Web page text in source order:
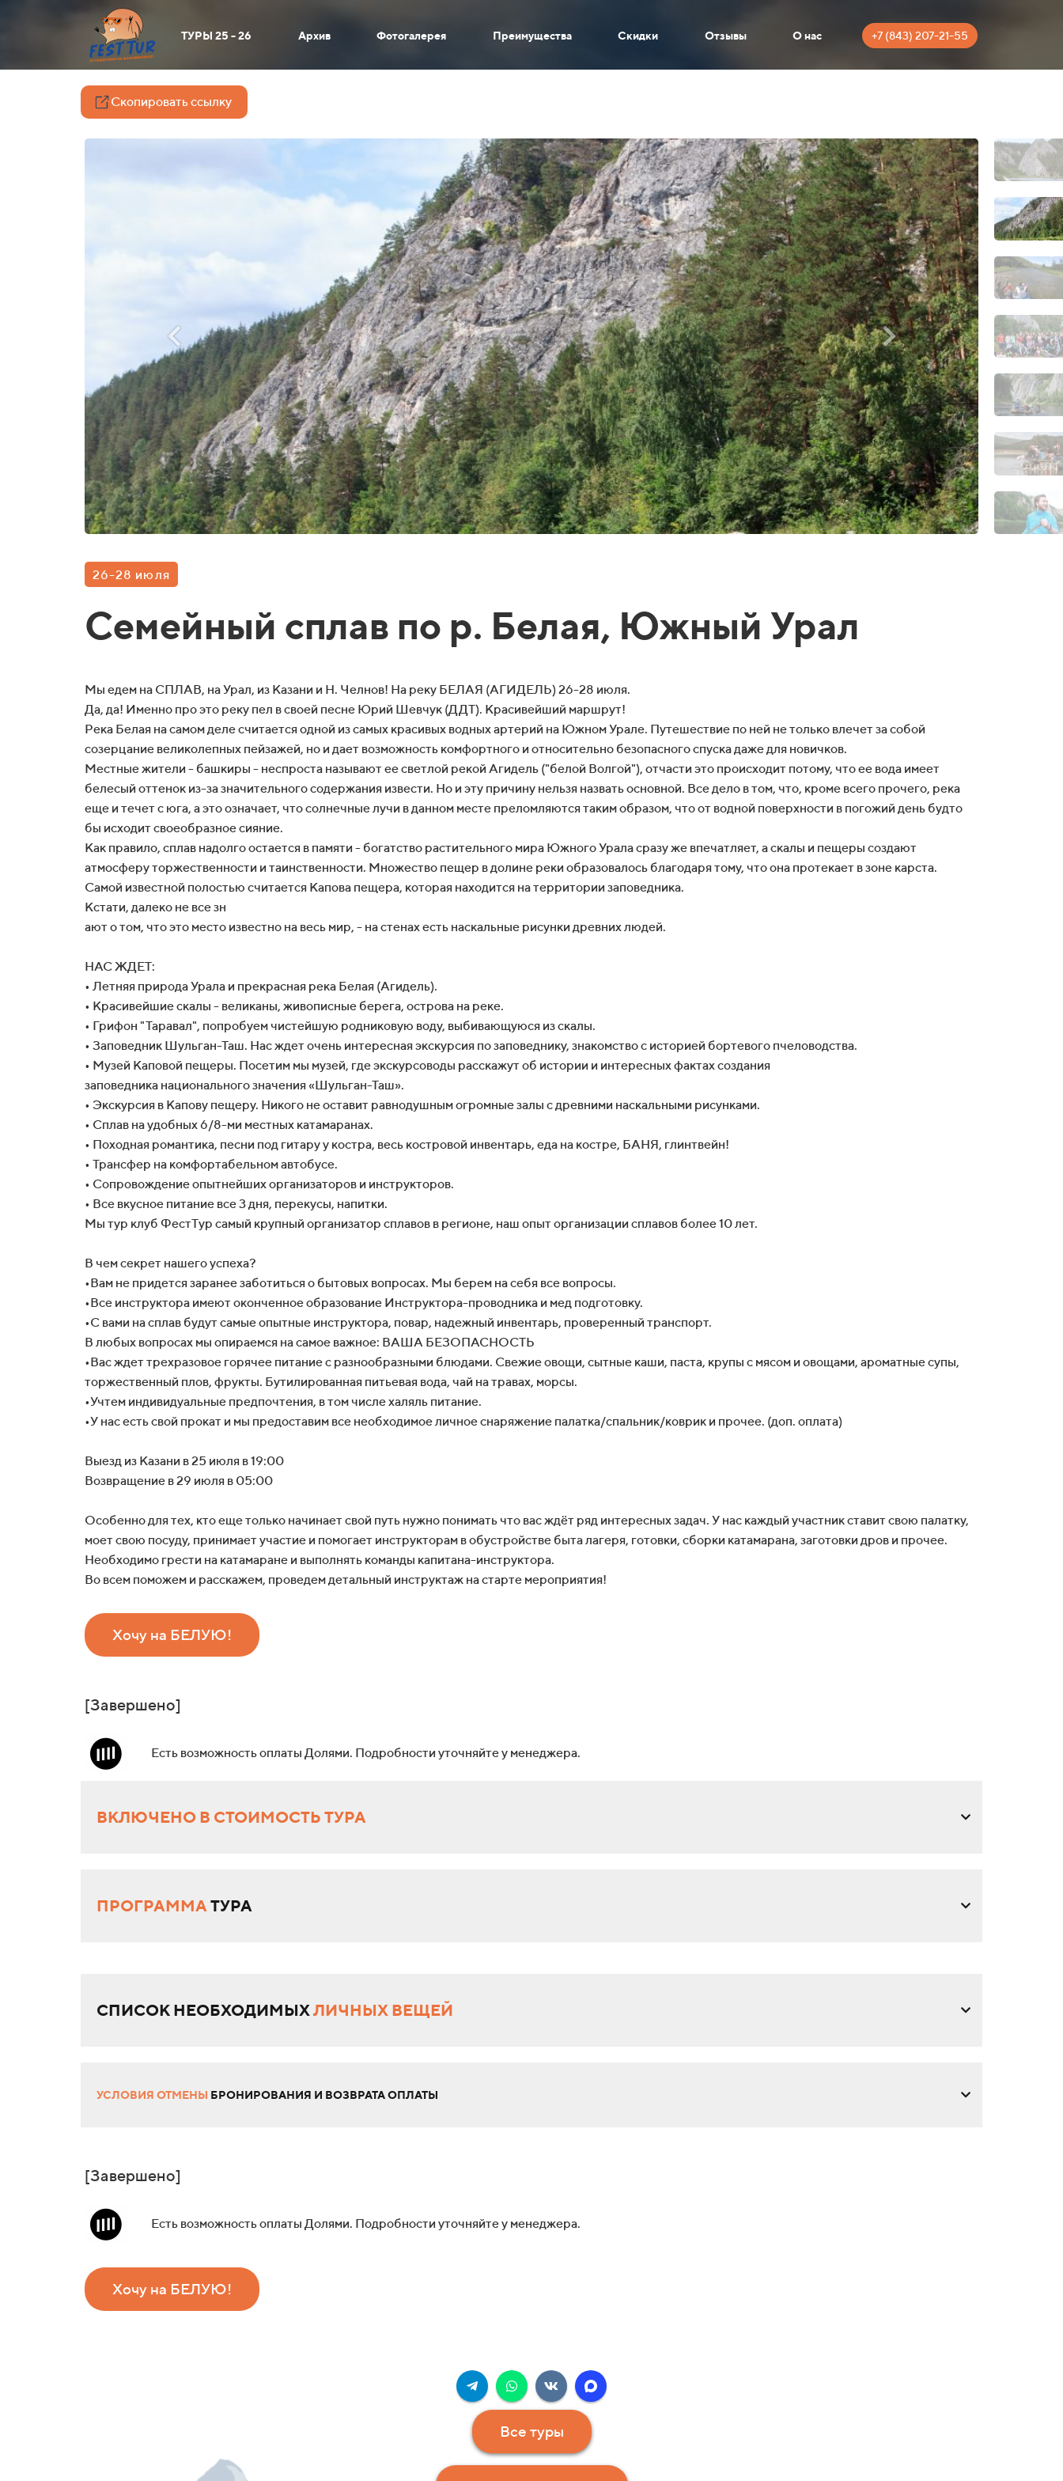
ТУРЫ 25 - 26 Архив Фотогалерея Преимущества Скидки Отзывы О нас +7 (843) 207-21-55
Скопировать ссылку
26-28 июля
Семейный сплав по р. Белая, Южный Урал
Мы едем на СПЛАВ, на Урал, из Казани и Н. Челнов! На реку БЕЛАЯ (АГИДЕЛЬ) 26-28 июля.
Да, да! Именно про это реку пел в своей песне Юрий Шевчук (ДДТ). Красивейший маршрут!
Река Белая на самом деле считается одной из самых красивых водных артерий на Южном Урале. Путешествие по ней не только влечет за собой
созерцание великолепных пейзажей, но и дает возможность комфортного и относительно безопасного спуска даже для новичков.
Местные жители - башкиры - неспроста называют ее светлой рекой Агидель ("белой Волгой"), отчасти это происходит потому, что ее вода имеет
белесый оттенок из-за значительного содержания извести. Но и эту причину нельзя назвать основной. Все дело в том, что, кроме всего прочего, река
еще и течет с юга, а это означает, что солнечные лучи в данном месте преломляются таким образом, что от водной поверхности в погожий день будто
бы исходит своеобразное сияние.
Как правило, сплав надолго остается в памяти - богатство растительного мира Южного Урала сразу же впечатляет, а скалы и пещеры создают
атмосферу торжественности и таинственности. Множество пещер в долине реки образовалось благодаря тому, что она протекает в зоне карста.
Самой известной полостью считается Капова пещера, которая находится на территории заповедника.
Кстати, далеко не все зн
ают о том, что это место известно на весь мир, - на стенах есть наскальные рисунки древних людей.
НАС ЖДЕТ:
• Летняя природа Урала и прекрасная река Белая (Агидель).
• Красивейшие скалы - великаны, живописные берега, острова на реке.
• Грифон "Таравал", попробуем чистейшую родниковую воду, выбивающуюся из скалы.
• Заповедник Шульган-Таш. Нас ждет очень интересная экскурсия по заповеднику, знакомство с историей бортевого пчеловодства.
• Музей Каповой пещеры. Посетим мы музей, где экскурсоводы расскажут об истории и интересных фактах создания
заповедника национального значения «Шульган-Таш».
• Экскурсия в Капову пещеру. Никого не оставит равнодушным огромные залы с древними наскальными рисунками.
• Сплав на удобных 6/8-ми местных катамаранах.
• Походная романтика, песни под гитару у костра, весь костровой инвентарь, еда на костре, БАНЯ, глинтвейн!
• Трансфер на комфортабельном автобусе.
• Сопровождение опытнейших организаторов и инструкторов.
• Все вкусное питание все 3 дня, перекусы, напитки.
Мы тур клуб ФестТур самый крупный организатор сплавов в регионе, наш опыт организации сплавов более 10 лет.
В чем секрет нашего успеха?
•Вам не придется заранее заботиться о бытовых вопросах. Мы берем на себя все вопросы.
•Все инструктора имеют оконченное образование Инструктора-проводника и мед подготовку.
•С вами на сплав будут самые опытные инструктора, повар, надежный инвентарь, проверенный транспорт.
В любых вопросах мы опираемся на самое важное: ВАША БЕЗОПАСНОСТЬ
•Вас ждет трехразовое горячее питание с разнообразными блюдами. Свежие овощи, сытные каши, паста, крупы с мясом и овощами, ароматные супы,
торжественный плов, фрукты. Бутилированная питьевая вода, чай на травах, морсы.
•Учтем индивидуальные предпочтения, в том числе халяль питание.
•У нас есть свой прокат и мы предоставим все необходимое личное снаряжение палатка/спальник/коврик и прочее. (доп. оплата)
Выезд из Казани в 25 июля в 19:00
Возвращение в 29 июля в 05:00
Особенно для тех, кто еще только начинает свой путь нужно понимать что вас ждёт ряд интересных задач. У нас каждый участник ставит свою палатку,
моет свою посуду, принимает участие и помогает инструкторам в обустройстве быта лагеря, готовки, сборки катамарана, заготовки дров и прочее.
Необходимо грести на катамаране и выполнять команды капитана-инструктора.
Во всем поможем и расскажем, проведем детальный инструктаж на старте мероприятия!
Хочу на БЕЛУЮ!
[Завершено]
Есть возможность оплаты Долями. Подробности уточняйте у менеджера.
ВКЛЮЧЕНО В СТОИМОСТЬ ТУРА
ПРОГРАММА ТУРА
СПИСОК НЕОБХОДИМЫХЛИЧНЫХ ВЕЩЕЙ
УСЛОВИЯ ОТМЕНЫ БРОНИРОВАНИЯ И ВОЗВРАТА ОПЛАТЫ
[Завершено]
Есть возможность оплаты Долями. Подробности уточняйте у менеджера.
Хочу на БЕЛУЮ!
Все туры